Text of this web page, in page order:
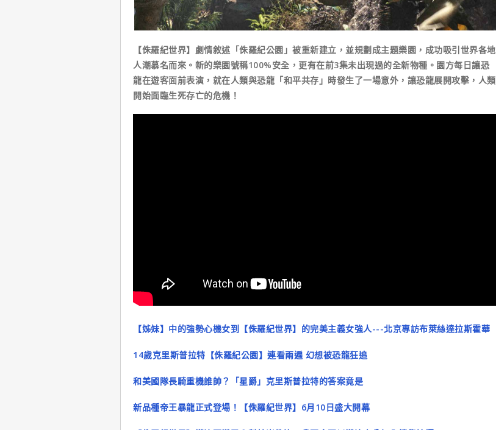
【侏羅紀世界】劇情敘述「侏羅紀公園」被重新建立，並規劃成主題樂園，成功吸引世界各地
人潮慕名而來。新的樂園號稱100%安全，更有在前3集未出現過的全新物種。園方每日讓恐
龍在遊客面前表演，就在人類與恐龍「和平共存」時發生了一場意外，讓恐龍展開攻擊，人類
開始面臨生死存亡的危機！
【姊妹】中的強勢心機女到【侏羅紀世界】的完美主義女強人---北京專訪布萊絲達拉斯霍華
14歲克里斯普拉特【侏羅紀公園】連看兩遍 幻想被恐龍狂追
和美國隊長騎重機誰帥？「星爵」克里斯普拉特的答案竟是
新品種帝王暴龍正式登場！【侏羅紀世界】6月10日盛大開幕